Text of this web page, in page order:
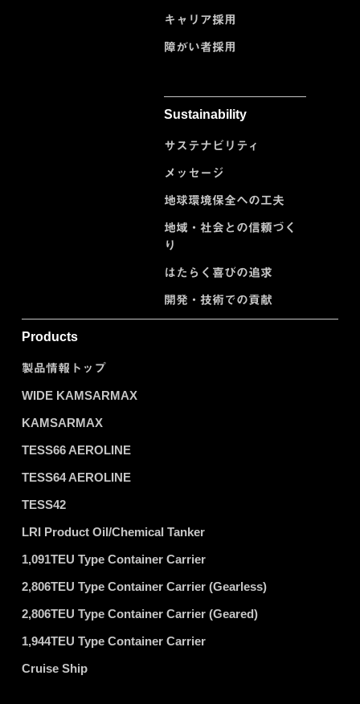
キャリア採用
障がい者採用
Sustainability
サステナビリティ
メッセージ
地球環境保全への工夫
地域・社会との信頼づく
り
はたらく喜びの追求
開発・技術での貢献
Products
製品情報トップ
WIDE KAMSARMAX
KAMSARMAX
TESS66 AEROLINE
TESS64 AEROLINE
TESS42
LRI Product Oil/Chemical Tanker
1,091TEU Type Container Carrier
2,806TEU Type Container Carrier (Gearless)
2,806TEU Type Container Carrier (Geared)
1,944TEU Type Container Carrier
Cruise Ship